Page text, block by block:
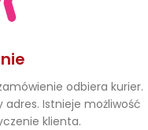
odbiera kurier.
Istnieje możliwość
klienta.